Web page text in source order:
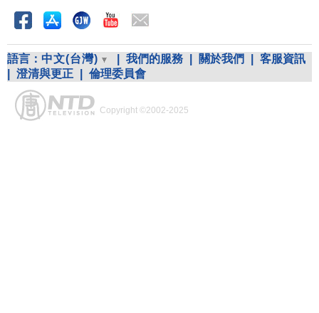
語言： 中文(台灣) 我們的服務 關於我們
客服資訊
澄清與更正 倫理委員會
Copyright ©2002-2025